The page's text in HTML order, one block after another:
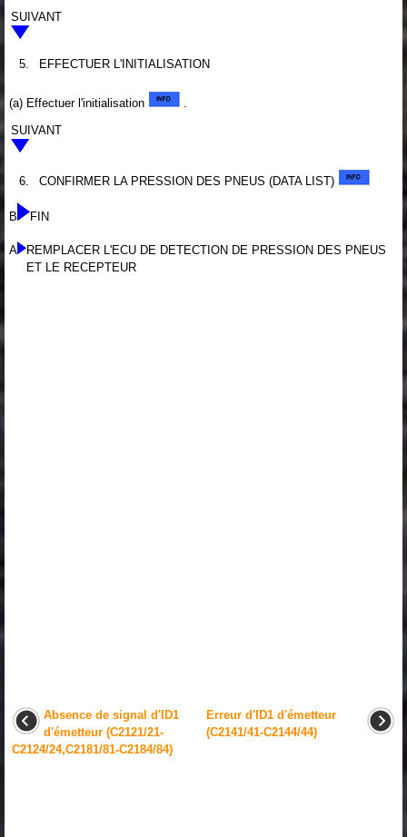
SUIVANT
5. EFFECTUER L'INITIALISATION
(a) Effectuer l'initialisation
SUIVANT
6. CONFIRMER LA PRESSION DES PNEUS (DATA LIST)
B FIN
A
REMPLACER L'ECU DE DETECTION DE PRESSION DES PNEUS
ET LE RECEPTEUR
Absence de signal d'ID1
d'émetteur (C2121/21-
C2124/24,C2181/81-C2184/84)
Erreur d'ID1 d'émetteur
(C2141/41-C2144/44)